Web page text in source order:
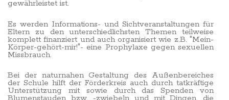
gewährleistet ist.
Es werden Informations- und Sichtveranstaltungen für
Eltern zu den unterschiedlichsten Themen teilweise
komplett finanziert und auch organisiert wie z.B. "Mein-
Körper-gehört-mir!"- eine Prophylaxe gegen sexuellen
Missbrauch.
Bei der naturnahen Gestaltung des Außenbereiches
der Schule hilft der Förderkreis auch durch tatkräftige
Unterstützung mit sowie durch das Spenden von